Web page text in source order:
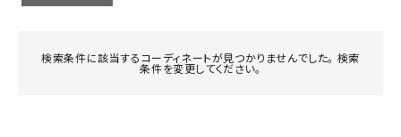
検索条件に該当するコーディネートが見つかりませんでした。 検索
条件を変更してください。